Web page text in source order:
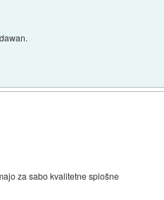
za sabo kvalitetne splošne